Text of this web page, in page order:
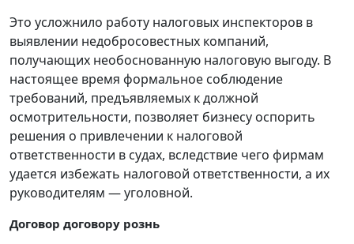
Это усложнило работу налоговых инспекторов в
выявлении недобросовестных компаний,
получающих необоснованную налоговую выгоду. В
настоящее время формальное соблюдение
требований, предъявляемых к должной
осмотрительности, позволяет бизнесу оспорить
решения о привлечении к налоговой
ответственности в судах, вследствие чего фирмам
удается избежать налоговой ответственности, а их
руководителям — уголовной.
Договор договору рознь